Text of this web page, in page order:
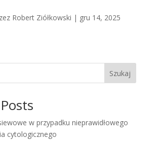
Robert Ziółkowski | gru 14, 2025
Szukaj
w przypadku nieprawidłowego
cytologicznego